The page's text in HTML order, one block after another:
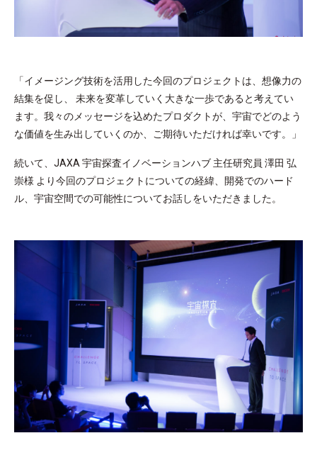
「イメージング技術を活用した今回のプロジェクトは、想像力の
結集を促し、 未来を変革していく大きな一歩であると考えてい
ます。我々のメッセージを込めたプロダクトが、宇宙でどのよう
な価値を生み出していくのか、ご期待いただければ幸いです。」
続いて、JAXA 宇宙探査イノベーションハブ 主任研究員 澤田 弘
崇様 より今回のプロジェクトについての経緯、開発でのハード
ル、宇宙空間での可能性についてお話しをいただきました。